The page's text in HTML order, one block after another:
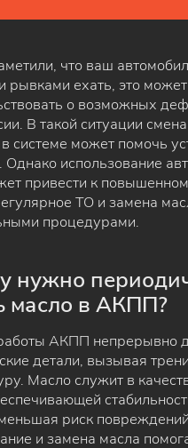
что ваш
рывками ехать, это может
о возможных
В такой ситуации
системе может помочь
Однако использование
привести к
ТО и замена
процедурами.
нужно
масло в АКПП?
АКПП непрерывно
детали, вызывая
Масло служит в
риск
и замена масла